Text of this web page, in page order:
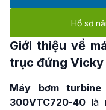
Hồ sơ
Giới thiệu về
trục đứng Vicky
Máy bơm
300VTC720-40 là